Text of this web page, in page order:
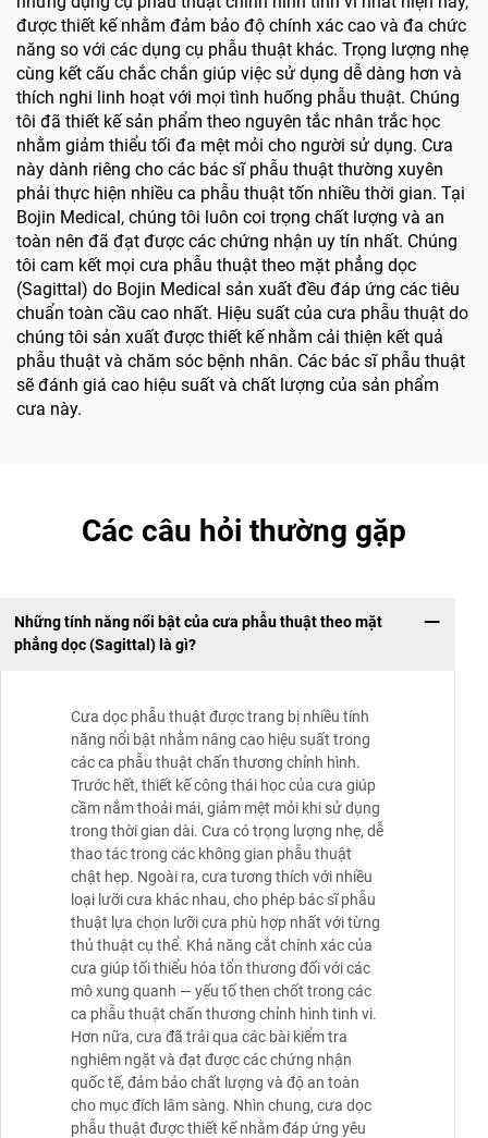
được thiết kế nhằm đảm bảo độ chính xác cao và đa chức
năng so với các dụng cụ phẫu thuật khác. Trọng lượng nhẹ
cùng kết cấu chắc chắn giúp việc sử dụng dễ dàng hơn và
thích nghi linh hoạt với mọi tình huống phẫu thuật. Chúng
tôi đã thiết kế sản phẩm theo nguyên tắc nhân trắc học
nhằm giảm thiểu tối đa mệt mỏi cho người sử dụng. Cưa
này dành riêng cho các bác sĩ phẫu thuật thường xuyên
phải thực hiện nhiều ca phẫu thuật tốn nhiều thời gian. Tại
Bojin Medical, chúng tôi luôn coi trọng chất lượng và an
toàn nên đã đạt được các chứng nhận uy tín nhất. Chúng
tôi cam kết mọi cưa phẫu thuật theo mặt phẳng dọc
(Sagittal) do Bojin Medical sản xuất đều đáp ứng các tiêu
chuẩn toàn cầu cao nhất. Hiệu suất của cưa phẫu thuật do
chúng tôi sản xuất được thiết kế nhằm cải thiện kết quả
phẫu thuật và chăm sóc bệnh nhân. Các bác sĩ phẫu thuật
sẽ đánh giá cao hiệu suất và chất lượng của sản phẩm
cưa này.
Các câu hỏi thường gặp
Những tính năng nổi bật của cưa phẫu thuật theo mặt
phẳng dọc (Sagittal) là gì?
Cưa dọc phẫu thuật được trang bị nhiều tính
năng nổi bật nhằm nâng cao hiệu suất trong
các ca phẫu thuật chấn thương chỉnh hình.
Trước hết, thiết kế công thái học của cưa giúp
cầm nắm thoải mái, giảm mệt mỏi khi sử dụng
trong thời gian dài. Cưa có trọng lượng nhẹ, dễ
thao tác trong các không gian phẫu thuật
chật hẹp. Ngoài ra, cưa tương thích với nhiều
loại lưỡi cưa khác nhau, cho phép bác sĩ phẫu
thuật lựa chọn lưỡi cưa phù hợp nhất với từng
thủ thuật cụ thể. Khả năng cắt chính xác của
cưa giúp tối thiểu hóa tổn thương đối với các
mô xung quanh — yếu tố then chốt trong các
ca phẫu thuật chấn thương chỉnh hình tinh vi.
Hơn nữa, cưa đã trải qua các bài kiểm tra
nghiêm ngặt và đạt được các chứng nhận
quốc tế, đảm bảo chất lượng và độ an toàn
cho mục đích lâm sàng. Nhìn chung, cưa dọc
phẫu thuật được thiết kế nhằm đáp ứng yêu